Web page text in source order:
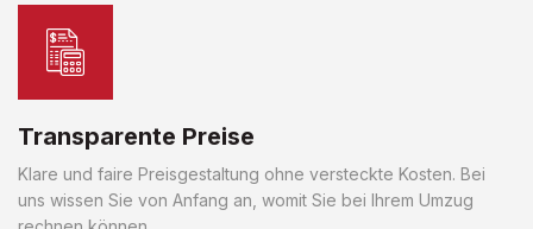
Transparente Preise
Klare und faire Preisgestaltung ohne versteckte Kosten. Bei
uns wissen Sie von Anfang an, womit Sie bei Ihrem Umzug